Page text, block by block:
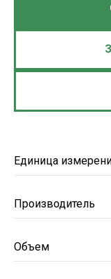
Единица
Производитель
Объем